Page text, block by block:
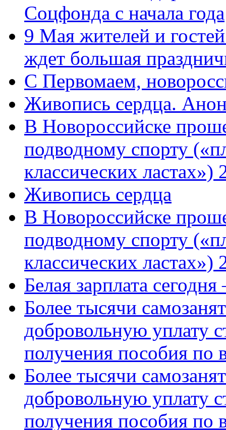
Соцфонда с начала года
9 Мая жителей и
ждет большая
C Первомаем,
Живопись сердца.
В Новороссийске
подводному спорту
классических
Живопись сердца
В Новороссийске
подводному спорту
классических ластах»)
Белая зарплата
Более тысячи
добровольную уплату
получения пособия по
Более тысячи
добровольную уплату
получения пособия по